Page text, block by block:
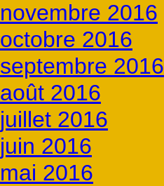
novembre 2016
octobre 2016
septembre 2016
août 2016
juillet 2016
juin 2016
mai 2016